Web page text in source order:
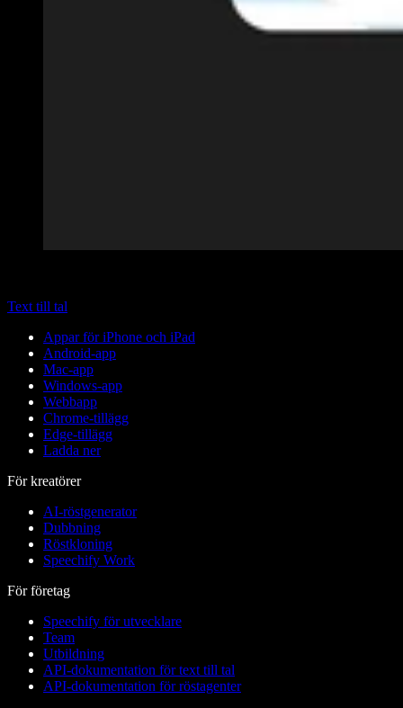
Text till tal
Appar för iPhone och iPad
Android-app
Mac-app
Windows-app
Webbapp
Chrome-tillägg
Edge-tillägg
Ladda ner
För kreatörer
AI-röstgenerator
Dubbning
Röstkloning
Speechify Work
För företag
Speechify för utvecklare
Team
Utbildning
API-dokumentation för text till tal
API-dokumentation för röstagenter